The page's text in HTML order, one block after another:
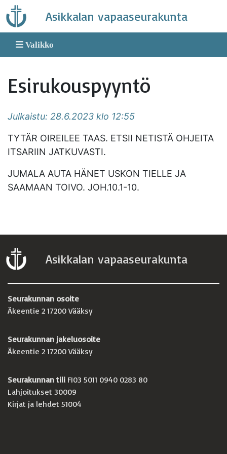
Skip
to
content
Asikkalan vapaaseurakunta
Valikko
Esirukouspyyntö
Julkaistu: 28.6.2023 klo 12:55
TYTÄR OIREILEE TAAS. ETSII NETISTÄ OHJEITA
ITSARIIN JATKUVASTI.
JUMALA AUTA HÄNET USKON TIELLE JA
SAAMAAN TOIVO. JOH.10.1-10.
Asikkalan vapaaseurakunta
Seurakunnan osoite
Äkeentie 2 17200 Vääksy
Seurakunnan jakeluosoite
Äkeentie 2 17200 Vääksy
Seurakunnan tili FI03 5011 0940 0283 80
Lahjoitukset 30009
Kirjat ja lehdet 51004